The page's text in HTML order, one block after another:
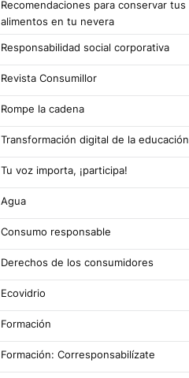
Recomendaciones para conservar tus
alimentos en tu nevera
Responsabilidad social corporativa
Revista Consumillor
Rompe la cadena
Transformación digital de la educación
Tu voz importa, ¡participa!
Agua
Consumo responsable
Derechos de los consumidores
Ecovidrio
Formación
Formación: Corresponsabilízate